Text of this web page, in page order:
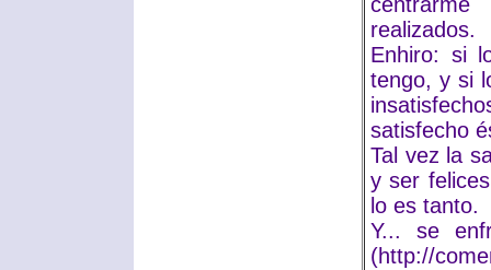
realizados.
Enhiro: si
tengo, y si
satisfecho
Tal vez la
y ser
lo es tanto.
Y... se
(http://